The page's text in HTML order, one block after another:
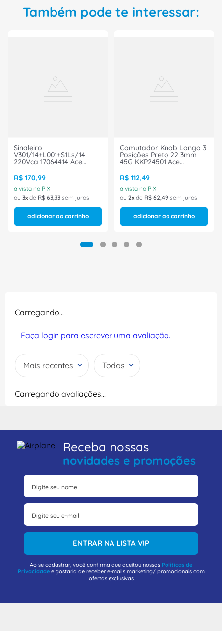
em seus processos industriais. Adquira já o seu e
promova um ambiente de trabalho mais
Também pode te interessar:
Sinaleiro
V301/14+L001+S1Ls/14
220Vca 17064414 Ace
R$ 170,99
à vista no PIX
ou 3 de R$ 63,33 sem juros
adicionar ao carrinho
Comutador Knob Longo 3
Posições Preto 22 3mm
45G KKP24501 Ace
R$ 112,49
à vista no PIX
ou 2 de R$ 62,49 sem juros
adicionar ao carrinho
Carregando…
Faça login para escrever uma avaliação.
Mais recentes Todos
Carregando avaliações…
Receba nossas
novidades e promoções
ENTRAR NA LISTA VIP
Ao se cadastrar, você confirma que aceitou nossas Políticas de
Privacidadee gostaria de receber e-mails marketing/ promocionais com
ofertas exclusivas